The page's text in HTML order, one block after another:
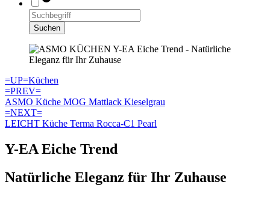
Suchen
=UP=Küchen
=PREV=
ASMO Küche MOG Mattlack Kieselgrau
=NEXT=
LEICHT Küche Terma Rocca-C1 Pearl
Y-EA Eiche Trend
Natürliche Eleganz für Ihr Zuhause